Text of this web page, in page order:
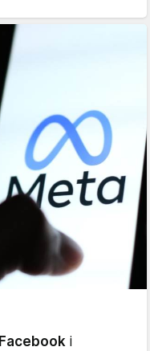
Facebook i